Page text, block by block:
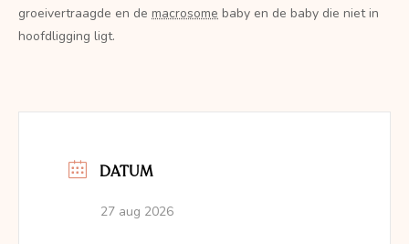
groeivertraagde en de macrosome baby en de baby die niet in
hoofdligging ligt.
DATUM
27 aug 2026